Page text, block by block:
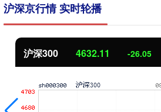
沪深京行情 实时轮播
-0.56% 北证50 1114.61